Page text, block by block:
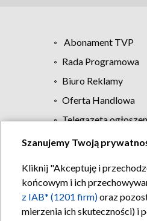
Abonament TVP
Rada Programowa
Biuro Reklamy
Oferta Handlowa
Telegazeta
Szanujemy Twoją
Kliknij "Akceptuję i
końcowym i ich
z IAB* (1201 firm)oraz
mierzenia ich skuteczności) i